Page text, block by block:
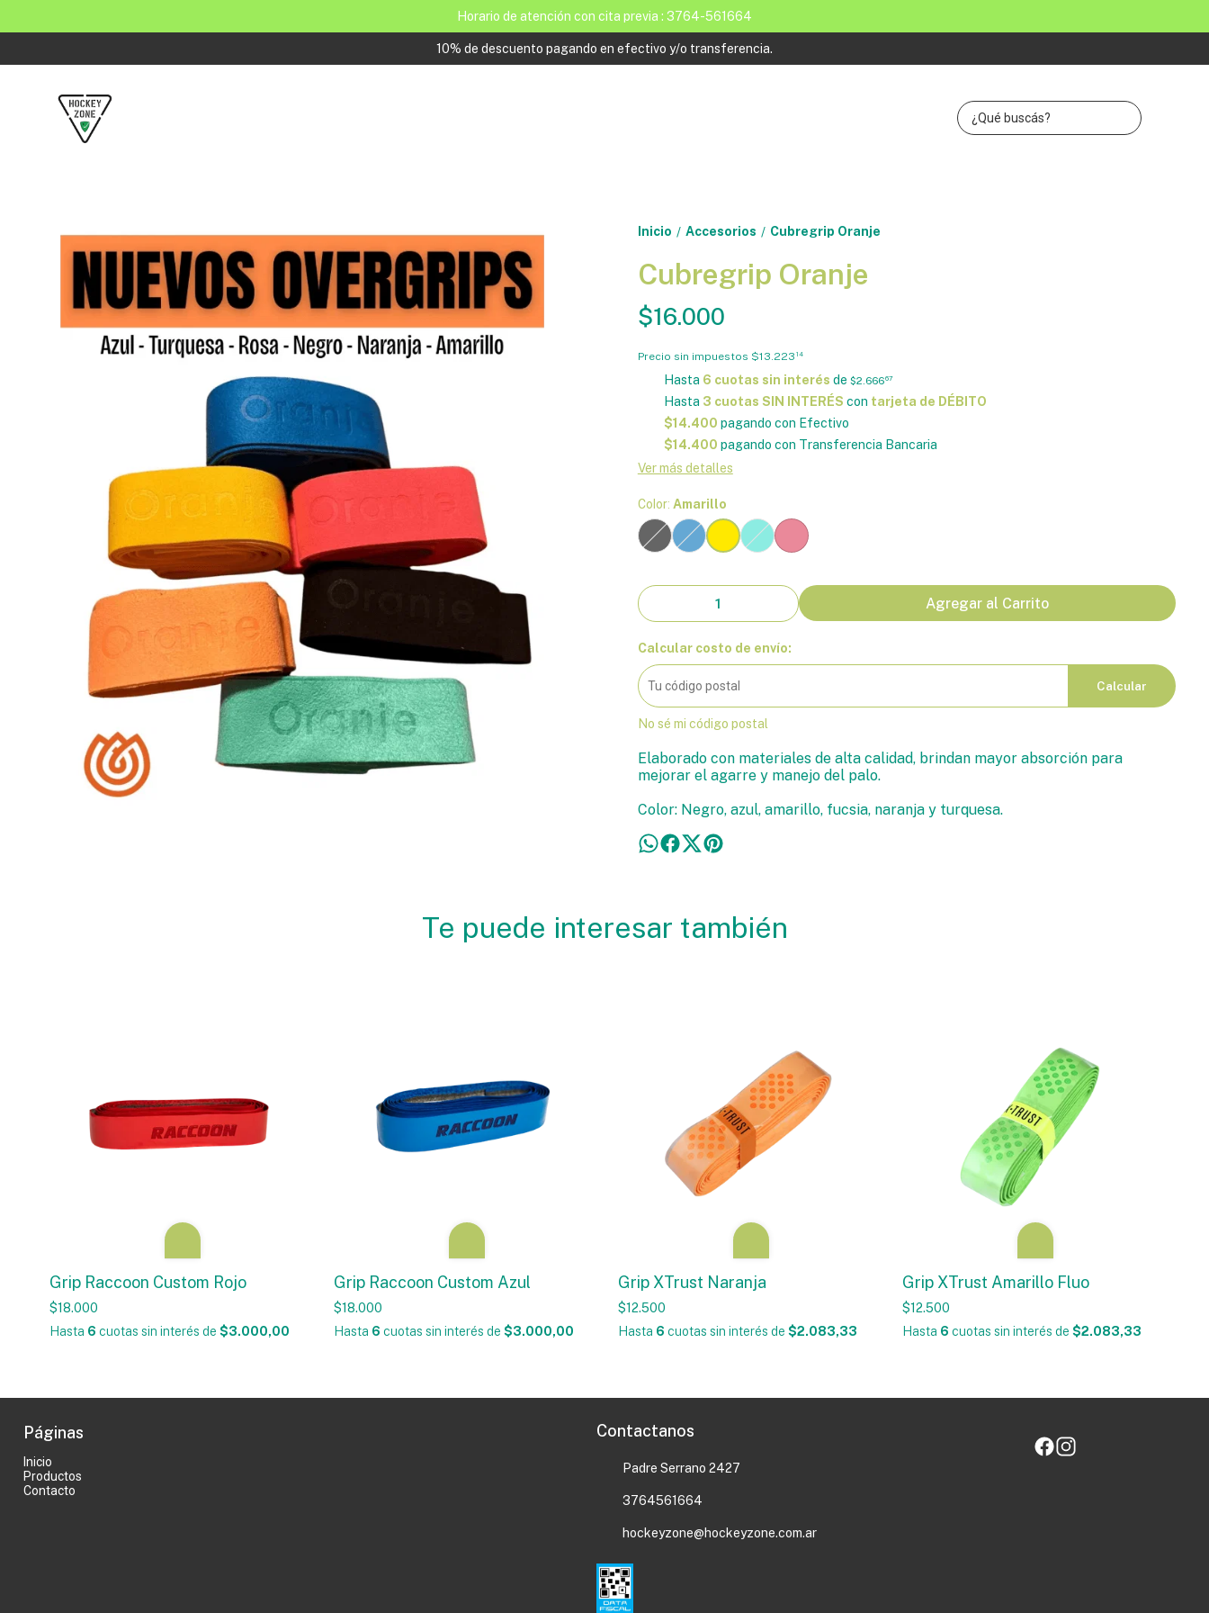
Horario de atención con cita previa : 3764-561664
10% de descuento pagando en efectivo y/o transferencia.
Inicio / Accesorios / Cubregrip Oranje
Cubregrip Oranje
$16.000
Precio sin impuestos $13.223 14
Hasta 6 cuotas sin interés de $2.66667
Hasta 3 cuotas SIN INTERÉS con tarjeta de DÉBITO
$14.400 pagando con Efectivo
$14.400 pagando con Transferencia Bancaria
Ver más detalles
Color: Amarillo
Agregar al Carrito
Calcular costo de envío:
Calcular
No sé mi código postal
Elaborado con materiales de alta calidad, brindan mayor absorción para
mejorar el agarre y manejo del palo.
Color: Negro, azul, amarillo, fucsia, naranja y turquesa.
Te puede interesar también
Grip Raccoon Custom Rojo
$18.000
Hasta 6 cuotas sin interés de $3.000,00
Grip Raccoon Custom Azul
$18.000
Hasta 6 cuotas sin interés de $3.000,00
Grip XTrust Naranja
$12.500
Hasta 6 cuotas sin interés de $2.083,33
Grip XTrust Amarillo Fluo
$12.500
Hasta 6 cuotas sin interés de $2.083,33
Páginas
Inicio
Productos
Contacto
Contactanos
Padre Serrano 2427
3764561664
hockeyzone@hockeyzone.com.ar